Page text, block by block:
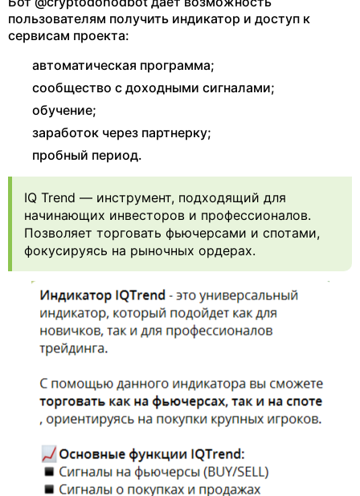
пользователям получить индикатор и доступ к
сервисам проекта:
автоматическая программа;
сообщество с доходными сигналами;
обучение;
заработок через партнерку;
пробный период.
IQ Trend — инструмент, подходящий для
начинающих инвесторов и профессионалов.
Позволяет торговать фьючерсами и спотами,
фокусируясь на рыночных ордерах.